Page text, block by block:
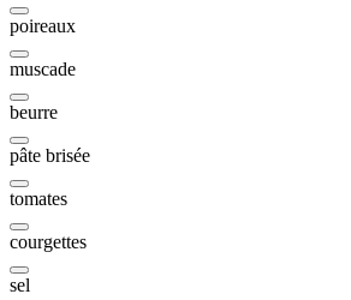
poireaux
muscade
beurre
pâte brisée
tomates
courgettes
sel